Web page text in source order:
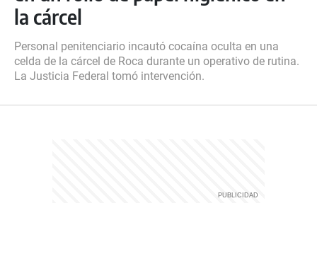
la cárcel
Personal penitenciario incautó cocaína oculta en una
celda de la cárcel de Roca durante un operativo de rutina.
La Justicia Federal tomó intervención.